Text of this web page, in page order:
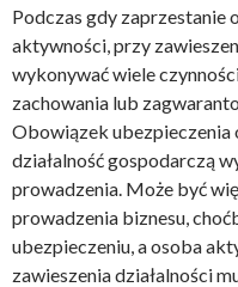
Podczas gdy zaprzestanie
aktywności, przy
wykonywać wiele
zachowania lub
Obowiązek
działalność gospodarczą
prowadzenia. Może być
prowadzenia biznesu,
ubezpieczeniu, a osoba
zawieszenia działalności